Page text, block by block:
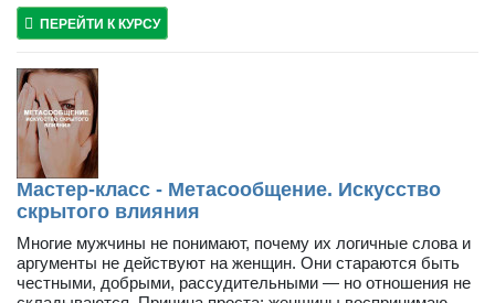
ПЕРЕЙТИ К КУРСУ
Мастер-класс - Метасообщение. Искусство
скрытого влияния
Многие мужчины не понимают, почему их логичные слова и
аргументы не действуют на женщин. Они стараются быть
честными, добрыми, рассудительными — но отношения не